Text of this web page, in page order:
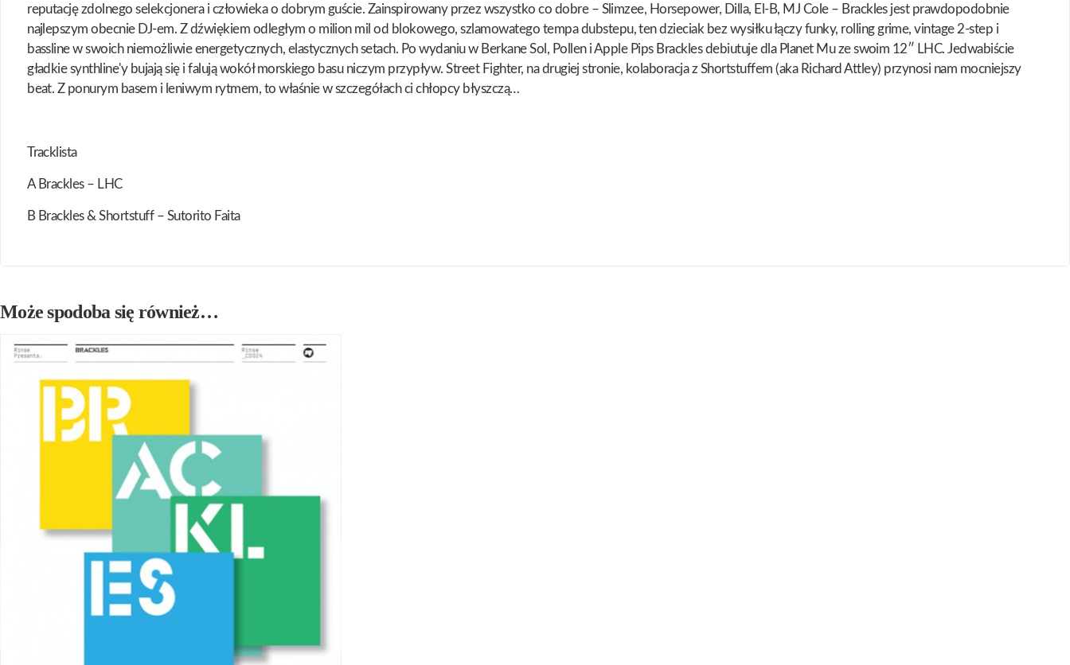
reputację zdolnego selekcjonera i człowieka o dobrym guście. Zainspirowany przez wszystko co dobre – Slimzee, Horsepower, Dilla, El-B, MJ Cole – Brackles jest prawdopodobnie
najlepszym obecnie DJ-em. Z dźwiękiem odległym o milion mil od blokowego, szlamowatego tempa dubstepu, ten dzieciak bez wysiłku łączy funky, rolling grime, vintage 2-step i
bassline w swoich niemożliwie energetycznych, elastycznych setach. Po wydaniu w Berkane Sol, Pollen i Apple Pips Brackles debiutuje dla Planet Mu ze swoim 12″ LHC. Jedwabiście
gładkie synthline'y bujają się i falują wokół morskiego basu niczym przypływ. Street Fighter, na drugiej stronie, kolaboracja z Shortstuffem (aka Richard Attley) przynosi nam mocniejszy
beat. Z ponurym basem i leniwym rytmem, to właśnie w szczegółach ci chłopcy błyszczą…
Tracklista
A Brackles – LHC
B Brackles & Shortstuff – Sutorito Faita
Może spodoba się również…